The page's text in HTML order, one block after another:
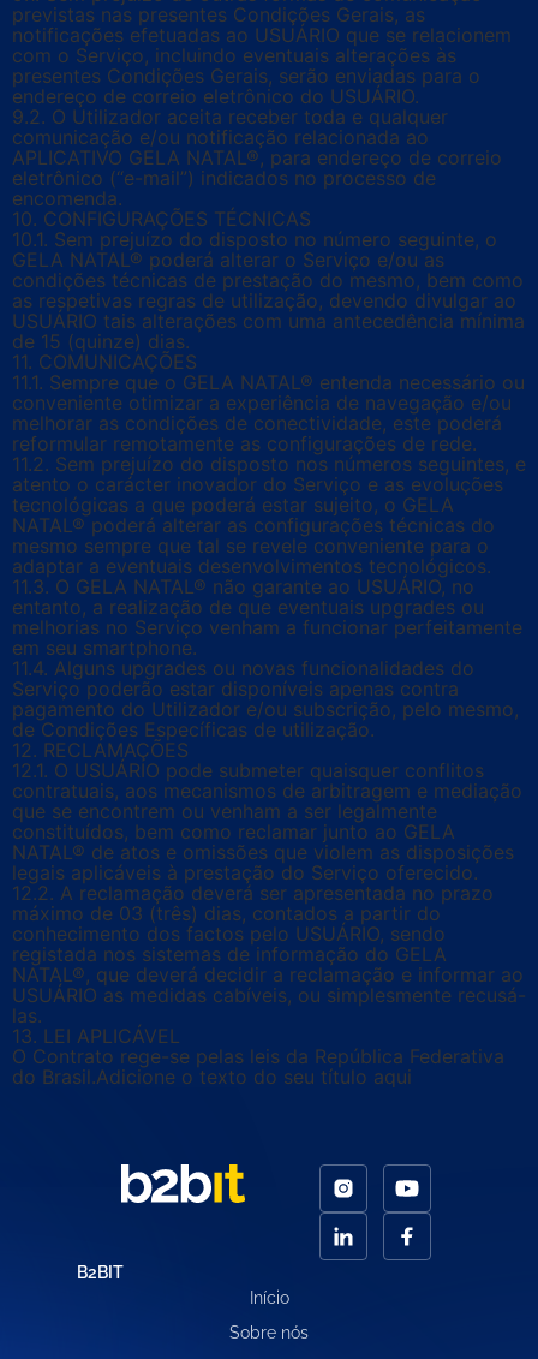
previstas nas presentes Condições Gerais, as
notificações efetuadas ao USUÁRIO que se relacionem
com o Serviço, incluindo eventuais alterações às
presentes Condições Gerais, serão enviadas para o
endereço de correio eletrônico do USUÁRIO.
9.2. O Utilizador aceita receber toda e qualquer
comunicação e/ou notificação relacionada ao
APLICATIVO GELA NATAL®, para endereço de correio
eletrônico (“e-mail”) indicados no processo de
encomenda.
10. CONFIGURAÇÕES TÉCNICAS
10.1. Sem prejuízo do disposto no número seguinte, o
GELA NATAL® poderá alterar o Serviço e/ou as
condições técnicas de prestação do mesmo, bem como
as respetivas regras de utilização, devendo divulgar ao
USUÁRIO tais alterações com uma antecedência mínima
de 15 (quinze) dias.
11. COMUNICAÇÕES
11.1. Sempre que o GELA NATAL® entenda necessário ou
conveniente otimizar a experiência de navegação e/ou
melhorar as condições de conectividade, este poderá
reformular remotamente as configurações de rede.
11.2. Sem prejuízo do disposto nos números seguintes, e
atento o carácter inovador do Serviço e as evoluções
tecnológicas a que poderá estar sujeito, o GELA
NATAL® poderá alterar as configurações técnicas do
mesmo sempre que tal se revele conveniente para o
adaptar a eventuais desenvolvimentos tecnológicos.
11.3. O GELA NATAL® não garante ao USUÁRIO, no
entanto, a realização de que eventuais upgrades ou
melhorias no Serviço venham a funcionar perfeitamente
em seu smartphone.
11.4. Alguns upgrades ou novas funcionalidades do
Serviço poderão estar disponíveis apenas contra
pagamento do Utilizador e/ou subscrição, pelo mesmo,
de Condições Específicas de utilização.
12. RECLAMAÇÕES
12.1. O USUÁRIO pode submeter quaisquer conflitos
contratuais, aos mecanismos de arbitragem e mediação
que se encontrem ou venham a ser legalmente
constituídos, bem como reclamar junto ao GELA
NATAL® de atos e omissões que violem as disposições
legais aplicáveis à prestação do Serviço oferecido.
12.2. A reclamação deverá ser apresentada no prazo
máximo de 03 (três) dias, contados a partir do
conhecimento dos factos pelo USUÁRIO, sendo
registada nos sistemas de informação do GELA
NATAL®, que deverá decidir a reclamação e informar ao
USUÁRIO as medidas cabíveis, ou simplesmente recusá-
las.
13. LEI APLICÁVEL
O Contrato rege-se pelas leis da República Federativa
do Brasil.Adicione o texto do seu título aqui
B2BIT
Início
Sobre nós